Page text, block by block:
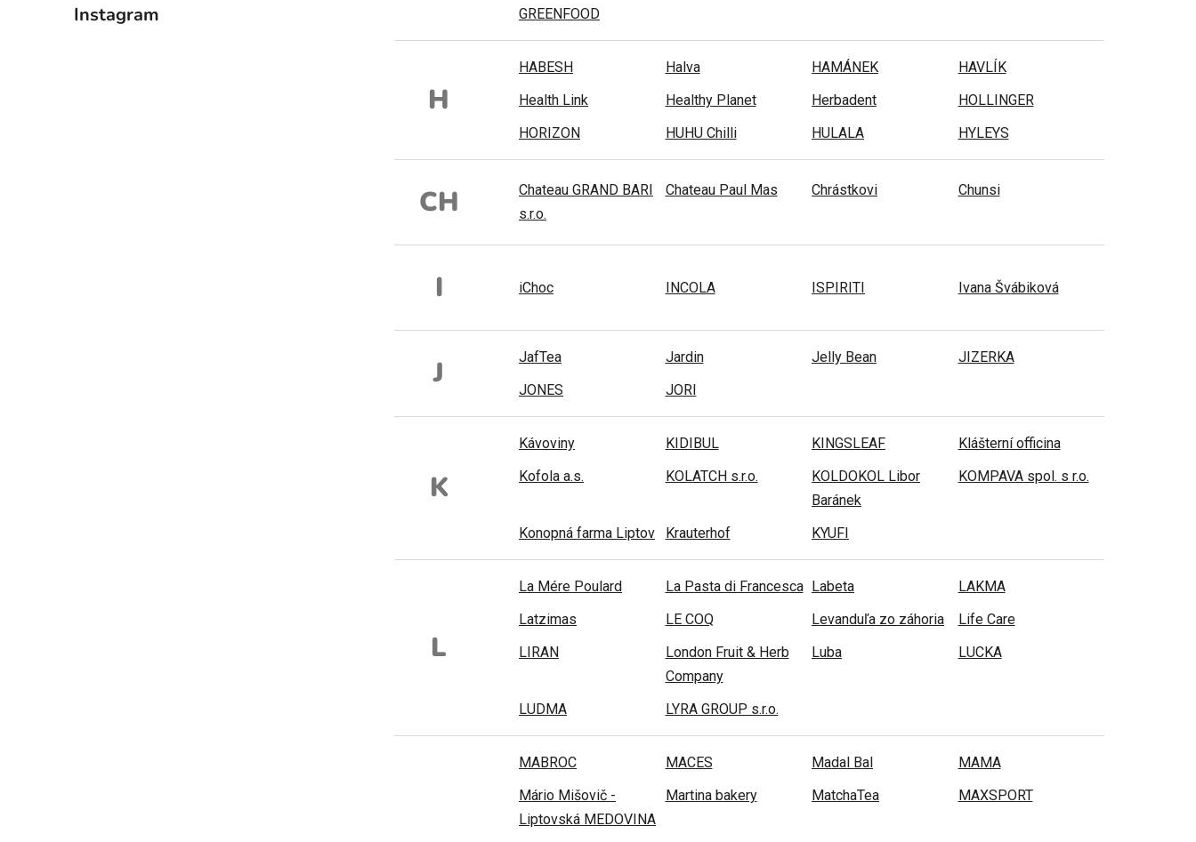
Instagram
GREENFOOD
H
HABESH Halva HAMÁNEK
HAVLÍK
Health Link
Healthy Planet Herbadent
HOLLINGER
HORIZON
HUHU Chilli HULALA HYLEYS
CH
Chateau GRAND BARI
s.r.o.
Chateau Paul Mas Chrástkovi Chunsi
I iChoc INCOLA ISPIRITI Ivana Švábiková
J JafTea Jardin Jelly Bean
JIZERKA
JONES
JORI
K
Kávoviny KIDIBUL KINGSLEAF
Klášterní officina
Kofola a.s.
KOLATCH s.r.o.
KOLDOKOL Libor
Baránek
KOMPAVA spol. s r.o.
Konopná farma Liptov Krauterhof KYUFI
L
La Mére Poulard La Pasta di Francesca Labeta
LAKMA
Latzimas
LE COQ Levanduľa zo záhoria
Life Care
LIRAN
London Fruit & Herb
Company
Luba LUCKA
LUDMA LYRA GROUP s.r.o.
MABROC MACES Madal Bal
MAMA
Mário Mišovič -
Liptovská MEDOVINA
Martina bakery MatchaTea MAXSPORT